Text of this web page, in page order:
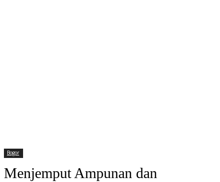
Bogor
Menjemput Ampunan dan